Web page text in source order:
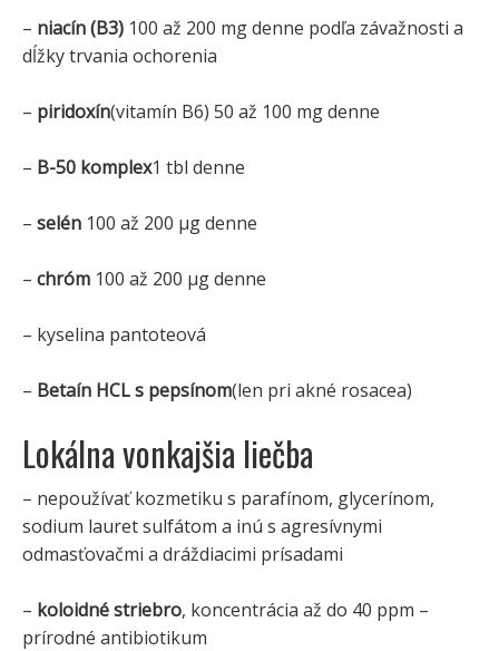
– niacín (B3) 100 až 200 mg denne podľa závažnosti a
dĺžky trvania ochorenia
– piridoxín(vitamín B6) 50 až 100 mg denne
– B-50 komplex1 tbl denne
– selén 100 až 200 μg denne
– chróm 100 až 200 μg denne
– kyselina pantoteová
– Betaín HCL s pepsínom(len pri akné rosacea)
Lokálna vonkajšia liečba
– nepoužívať kozmetiku s parafínom, glycerínom,
sodium lauret sulfátom a inú s agresívnymi
odmasťovačmi a dráždiacimi prísadami
– koloidné striebro, koncentrácia až do 40 ppm –
prírodné antibiotikum